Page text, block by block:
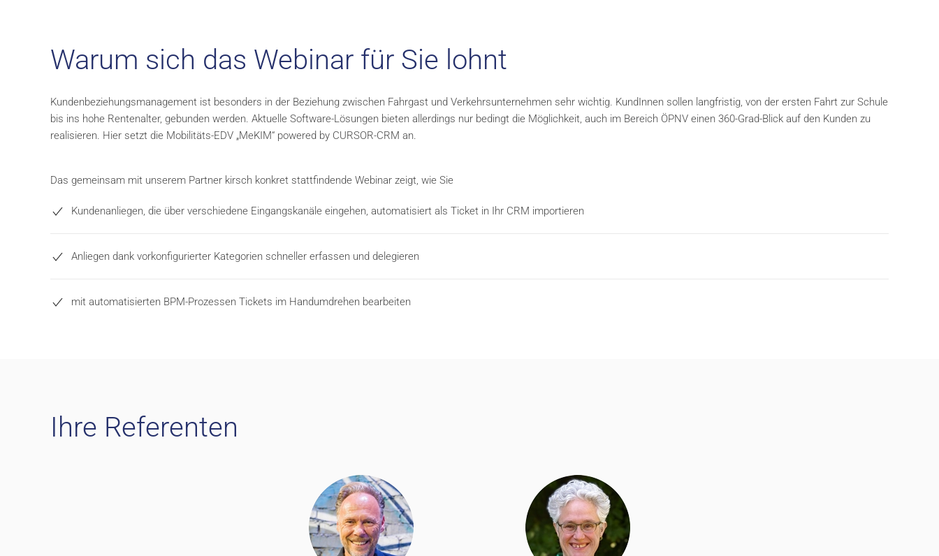
Warum sich das Webinar für Sie lohnt
Kundenbeziehungsmanagement ist besonders in der Beziehung zwischen Fahrgast und Verkehrsunternehmen sehr wichtig. KundInnen sollen langfristig, von der ersten Fahrt zur Schule
bis ins hohe Rentenalter, gebunden werden. Aktuelle Software-Lösungen bieten allerdings nur bedingt die Möglichkeit, auch im Bereich ÖPNV einen 360-Grad-Blick auf den Kunden zu
realisieren. Hier setzt die Mobilitäts-EDV „MeKIM“ powered by CURSOR-CRM an.
Das gemeinsam mit unserem Partner kirsch konkret stattfindende Webinar zeigt, wie Sie
Kundenanliegen, die über verschiedene Eingangskanäle eingehen, automatisiert als Ticket in Ihr CRM importieren
Anliegen dank vorkonfigurierter Kategorien schneller erfassen und delegieren
mit automatisierten BPM-Prozessen Tickets im Handumdrehen bearbeiten
Ihre Referenten